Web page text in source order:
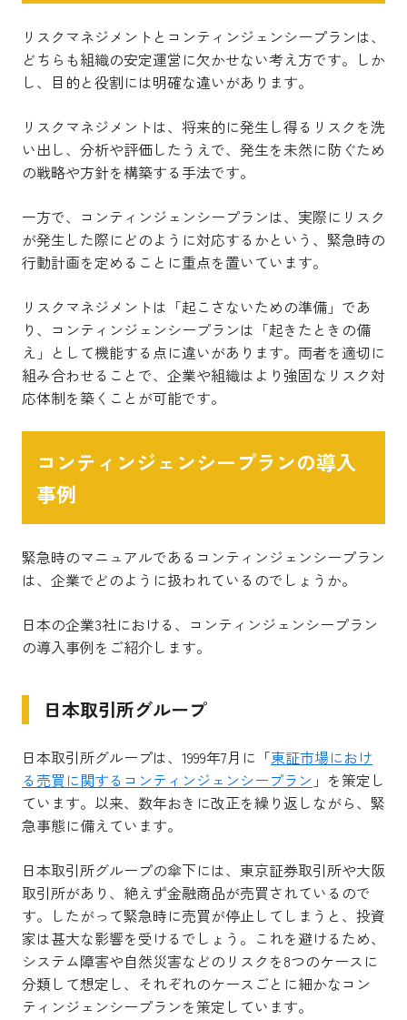
リスクマネジメントとコンティンジェンシープランは、
どちらも組織の安定運営に欠かせない考え方です。しか
し、目的と役割には明確な違いがあります。
リスクマネジメントは、将来的に発生し得るリスクを洗
い出し、分析や評価したうえで、発生を未然に防ぐため
の戦略や方針を構築する手法です。
一方で、コンティンジェンシープランは、実際にリスク
が発生した際にどのように対応するかという、緊急時の
行動計画を定めることに重点を置いています。
リスクマネジメントは「起こさないための準備」であ
り、コンティンジェンシープランは「起きたときの備
え」として機能する点に違いがあります。両者を適切に
組み合わせることで、企業や組織はより強固なリスク対
応体制を築くことが可能です。
コンティンジェンシープランの導入
事例
緊急時のマニュアルであるコンティンジェンシープラン
は、企業でどのように扱われているのでしょうか。
日本の企業3社における、コンティンジェンシープラン
の導入事例をご紹介します。
日本取引所グループ
日本取引所グループは、1999年7月に「東証市場におけ
る売買に関するコンティンジェンシープラン 」を策定し
ています。以来、数年おきに改正を繰り返しながら、緊
急事態に備えています。
日本取引所グループの傘下には、東京証券取引所や大阪
取引所があり、絶えず金融商品が売買されているので
す。したがって緊急時に売買が停止してしまうと、投資
家は甚大な影響を受けるでしょう。 これを避けるため、
システム障害や自然災害などのリスクを8つのケースに
分類して想定 し、それぞれのケースごとに細かなコン
ティンジェンシープランを策定しています。